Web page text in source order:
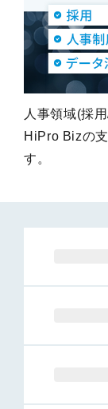
人事領域(採
HiPro Bizの
す。